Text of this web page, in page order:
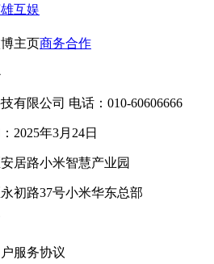
互娱
主页商务合作
有限公司 电话：010-60606666
2025年3月24日
居路小米智慧产业园
初路37号小米华东总部
服务协议